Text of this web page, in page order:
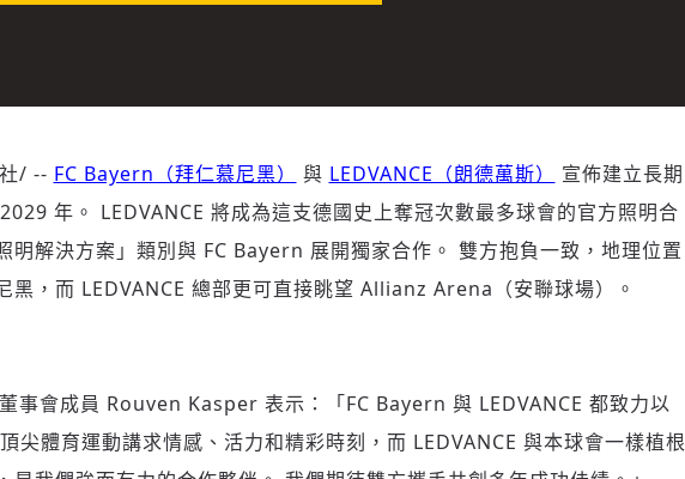
/ -- FC Bayern（拜仁慕尼黑） 與 LEDVANCE（朗德萬斯）
宣佈建立長期
年。 LEDVANCE 將成為這支德國史上奪冠次數最多球會的官方照明合
明解決方案」類別與 FC Bayern 展開獨家合作。 雙方抱負一致，地理位置
黑，而 LEDVANCE 總部更可直接眺望 Allianz Arena（安聯球場）。
事會成員 Rouven Kasper 表示：「FC Bayern 與 LEDVANCE 都致力以
尖體育運動講求情感、活力和精彩時刻，而 LEDVANCE 與本球會一樣植根